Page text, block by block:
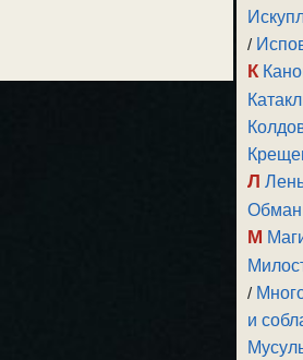
/
К
Л
Обман
М
/
и